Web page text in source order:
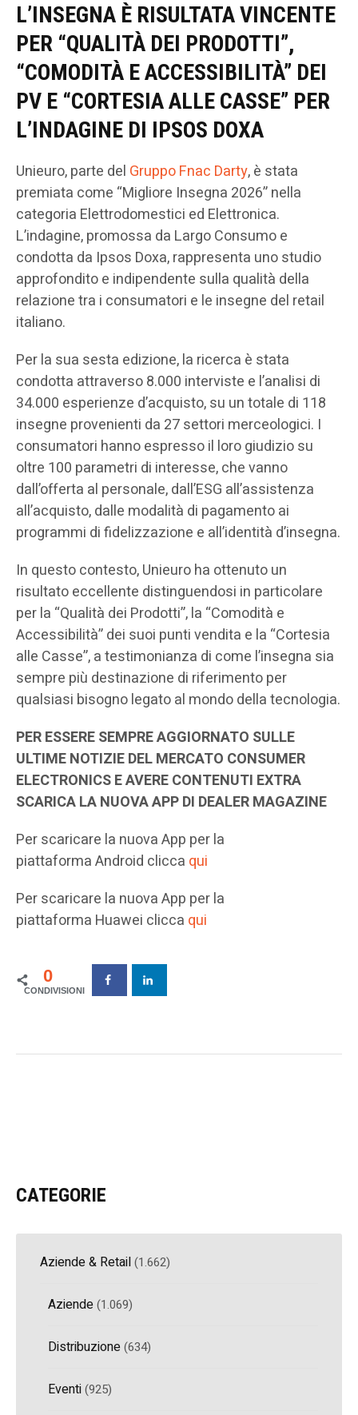
L’INSEGNA È RISULTATA VINCENTE
PER “QUALITÀ DEI PRODOTTI”,
“COMODITÀ E ACCESSIBILITÀ” DEI
PV E “CORTESIA ALLE CASSE” PER
L’INDAGINE DI IPSOS DOXA
Unieuro, parte del Gruppo Fnac Darty, è stata
premiata come “Migliore Insegna 2026” nella
categoria Elettrodomestici ed Elettronica.
L’indagine, promossa da Largo Consumo e
condotta da Ipsos Doxa, rappresenta uno studio
approfondito e indipendente sulla qualità della
relazione tra i consumatori e le insegne del retail
italiano.
Per la sua sesta edizione, la ricerca è stata
condotta attraverso 8.000 interviste e l’analisi di
34.000 esperienze d’acquisto, su un totale di 118
insegne provenienti da 27 settori merceologici. I
consumatori hanno espresso il loro giudizio su
oltre 100 parametri di interesse, che vanno
dall’offerta al personale, dall’ESG all’assistenza
all’acquisto, dalle modalità di pagamento ai
programmi di fidelizzazione e all’identità d’insegna.
In questo contesto, Unieuro ha ottenuto un
risultato eccellente distinguendosi in particolare
per la “Qualità dei Prodotti”, la “Comodità e
Accessibilità” dei suoi punti vendita e la “Cortesia
alle Casse”, a testimonianza di come l’insegna sia
sempre più destinazione di riferimento per
qualsiasi bisogno legato al mondo della tecnologia.
PER ESSERE SEMPRE AGGIORNATO SULLE
ULTIME NOTIZIE DEL MERCATO CONSUMER
ELECTRONICS E AVERE CONTENUTI EXTRA
SCARICA LA NUOVA APP DI DEALER MAGAZINE
Per scaricare la nuova App per la
piattaforma Android clicca qui
Per scaricare la nuova App per la
piattaforma Huawei clicca qui
0
CATEGORIE
Aziende & Retail(1.662)
Aziende(1.069)
Distribuzione(634)
Eventi(925)